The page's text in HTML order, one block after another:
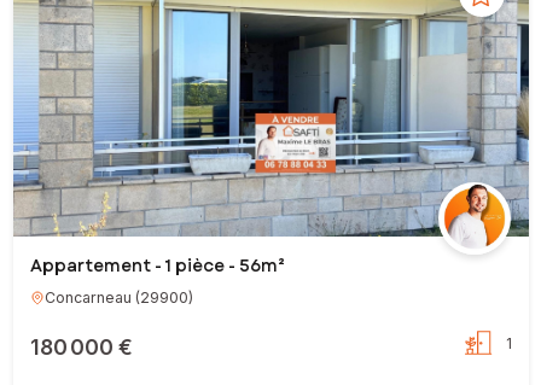
Appartement - 1 pièce - 56m²
Concarneau (29900)
180 000 € 1